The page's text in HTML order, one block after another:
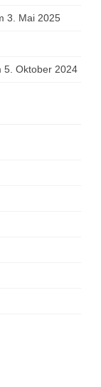
3. Mai 2025
5. Oktober 2024